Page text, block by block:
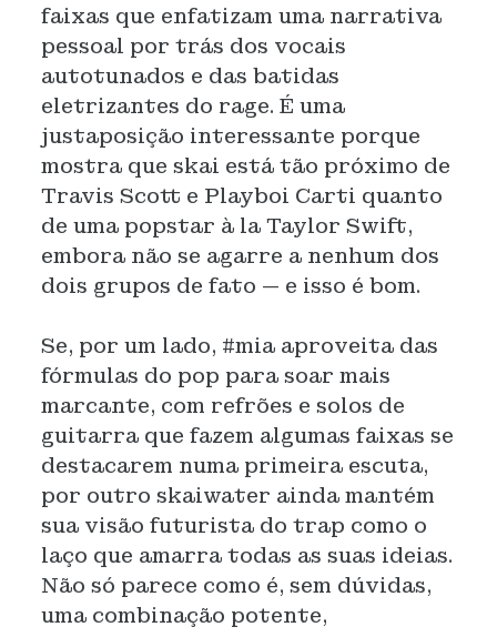
faixas que enfatizam uma narrativa
pessoal por trás dos vocais
autotunados e das batidas
eletrizantes do rage. É uma
justaposição interessante porque
mostra que skai está tão próximo de
Travis Scott e Playboi Carti quanto
de uma popstar à la Taylor Swift,
embora não se agarre a nenhum dos
dois grupos de fato — e isso é bom.
Se, por um lado, #mia aproveita das
fórmulas do pop para soar mais
marcante, com refrões e solos de
guitarra que fazem algumas faixas se
destacarem numa primeira escuta,
por outro skaiwater ainda mantém
sua visão futurista do trap como o
laço que amarra todas as suas ideias.
Não só parece como é, sem dúvidas,
uma combinação potente,